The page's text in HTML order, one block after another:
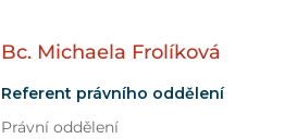
Bc. Michaela Frolíková
Referent právního oddělení
Právní oddělení